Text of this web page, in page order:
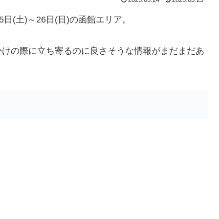
(土)～26日(日)の函館エリア。
の際に立ち寄るのに良さそうな情報がまだまだあ